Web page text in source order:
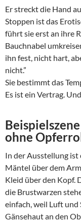
Er streckt die Hand
Stoppen ist das
führt sie erst an ihre
Bauchnabel
ihn fest, nicht hart,
nicht.”
Sie bestimmt das
Es ist ein Vertrag.
ohne
In der Ausstellung ist
Mäntel über dem
Kleid über den Kopf.
die Brustwarzen
einfach, weil Luft und
Gänsehaut an den